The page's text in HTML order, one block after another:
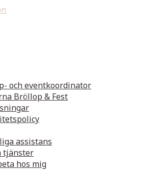
och eventkoordinator
Bröllop & Fest
assistans
tjänster
hos mig